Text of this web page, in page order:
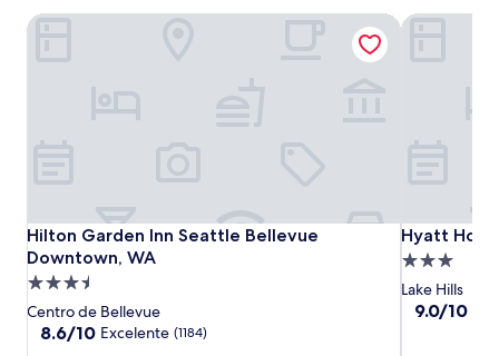
Hilton
Garden
Inn
Seattle
Bellevue
Hilton
Garden
Inn
Seattle
Bellevue
Hilton Garden Inn Seattle Bellevue
Downtown, WA
Hilton Garden Inn Seattle Bellevue Downtown, WA
Propiedad
de
3.5
Centro de Bellevue
8.6
8.6/10 Excelente (1184)
Hilton Garden Inn Seattle Bellevue Downtown, WA
Hyatt
House
Seattle/
Hyatt
Hyatt
Propiedad
de
3.0
Lake Hills
9.0
9.0/10
Hyatt